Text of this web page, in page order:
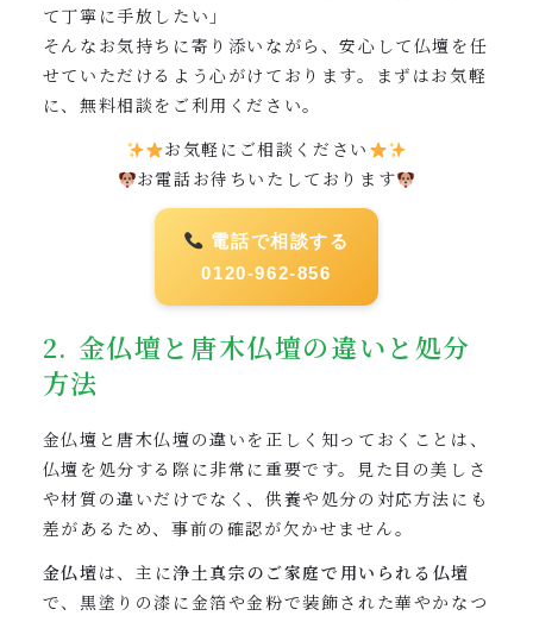
て丁寧に手放したい」
そんなお気持ちに寄り添いながら、安心して仏壇を任
せていただけるよう心がけております。まずはお気軽
に、無料相談をご利用ください。
お気軽にご相談ください
お電話お待ちいたしております
電話で相談する
0120-962-856
2. 金仏壇と唐木仏壇の違いと処分
方法
金仏壇と唐木仏壇の違いを正しく知っておくことは、
仏壇を処分する際に非常に重要です。見た目の美しさ
や材質の違いだけでなく、供養や処分の対応方法にも
差があるため、事前の確認が欠かせません。
金仏壇は、主に浄土真宗のご家庭で用いられる仏壇
で、黒塗りの漆に金箔や金粉で装飾された華やかなつ